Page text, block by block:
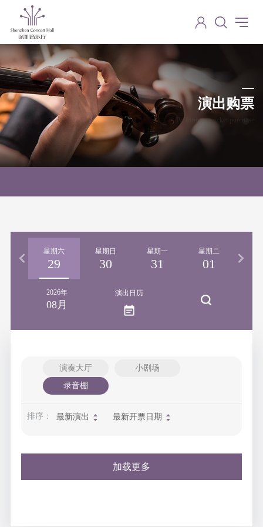
演出购票
Performance ticket purchase
星期六
29
星期日
30
星期一
31
星期二
01
2026年
08月
演出日历
演奏大厅
小剧场
录音棚
排序： 最新演出 最新开票日期
加载更多